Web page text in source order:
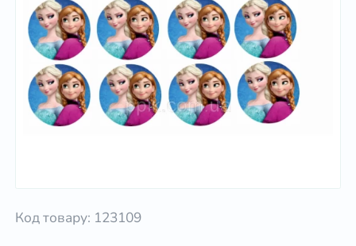
Код товару: 123109